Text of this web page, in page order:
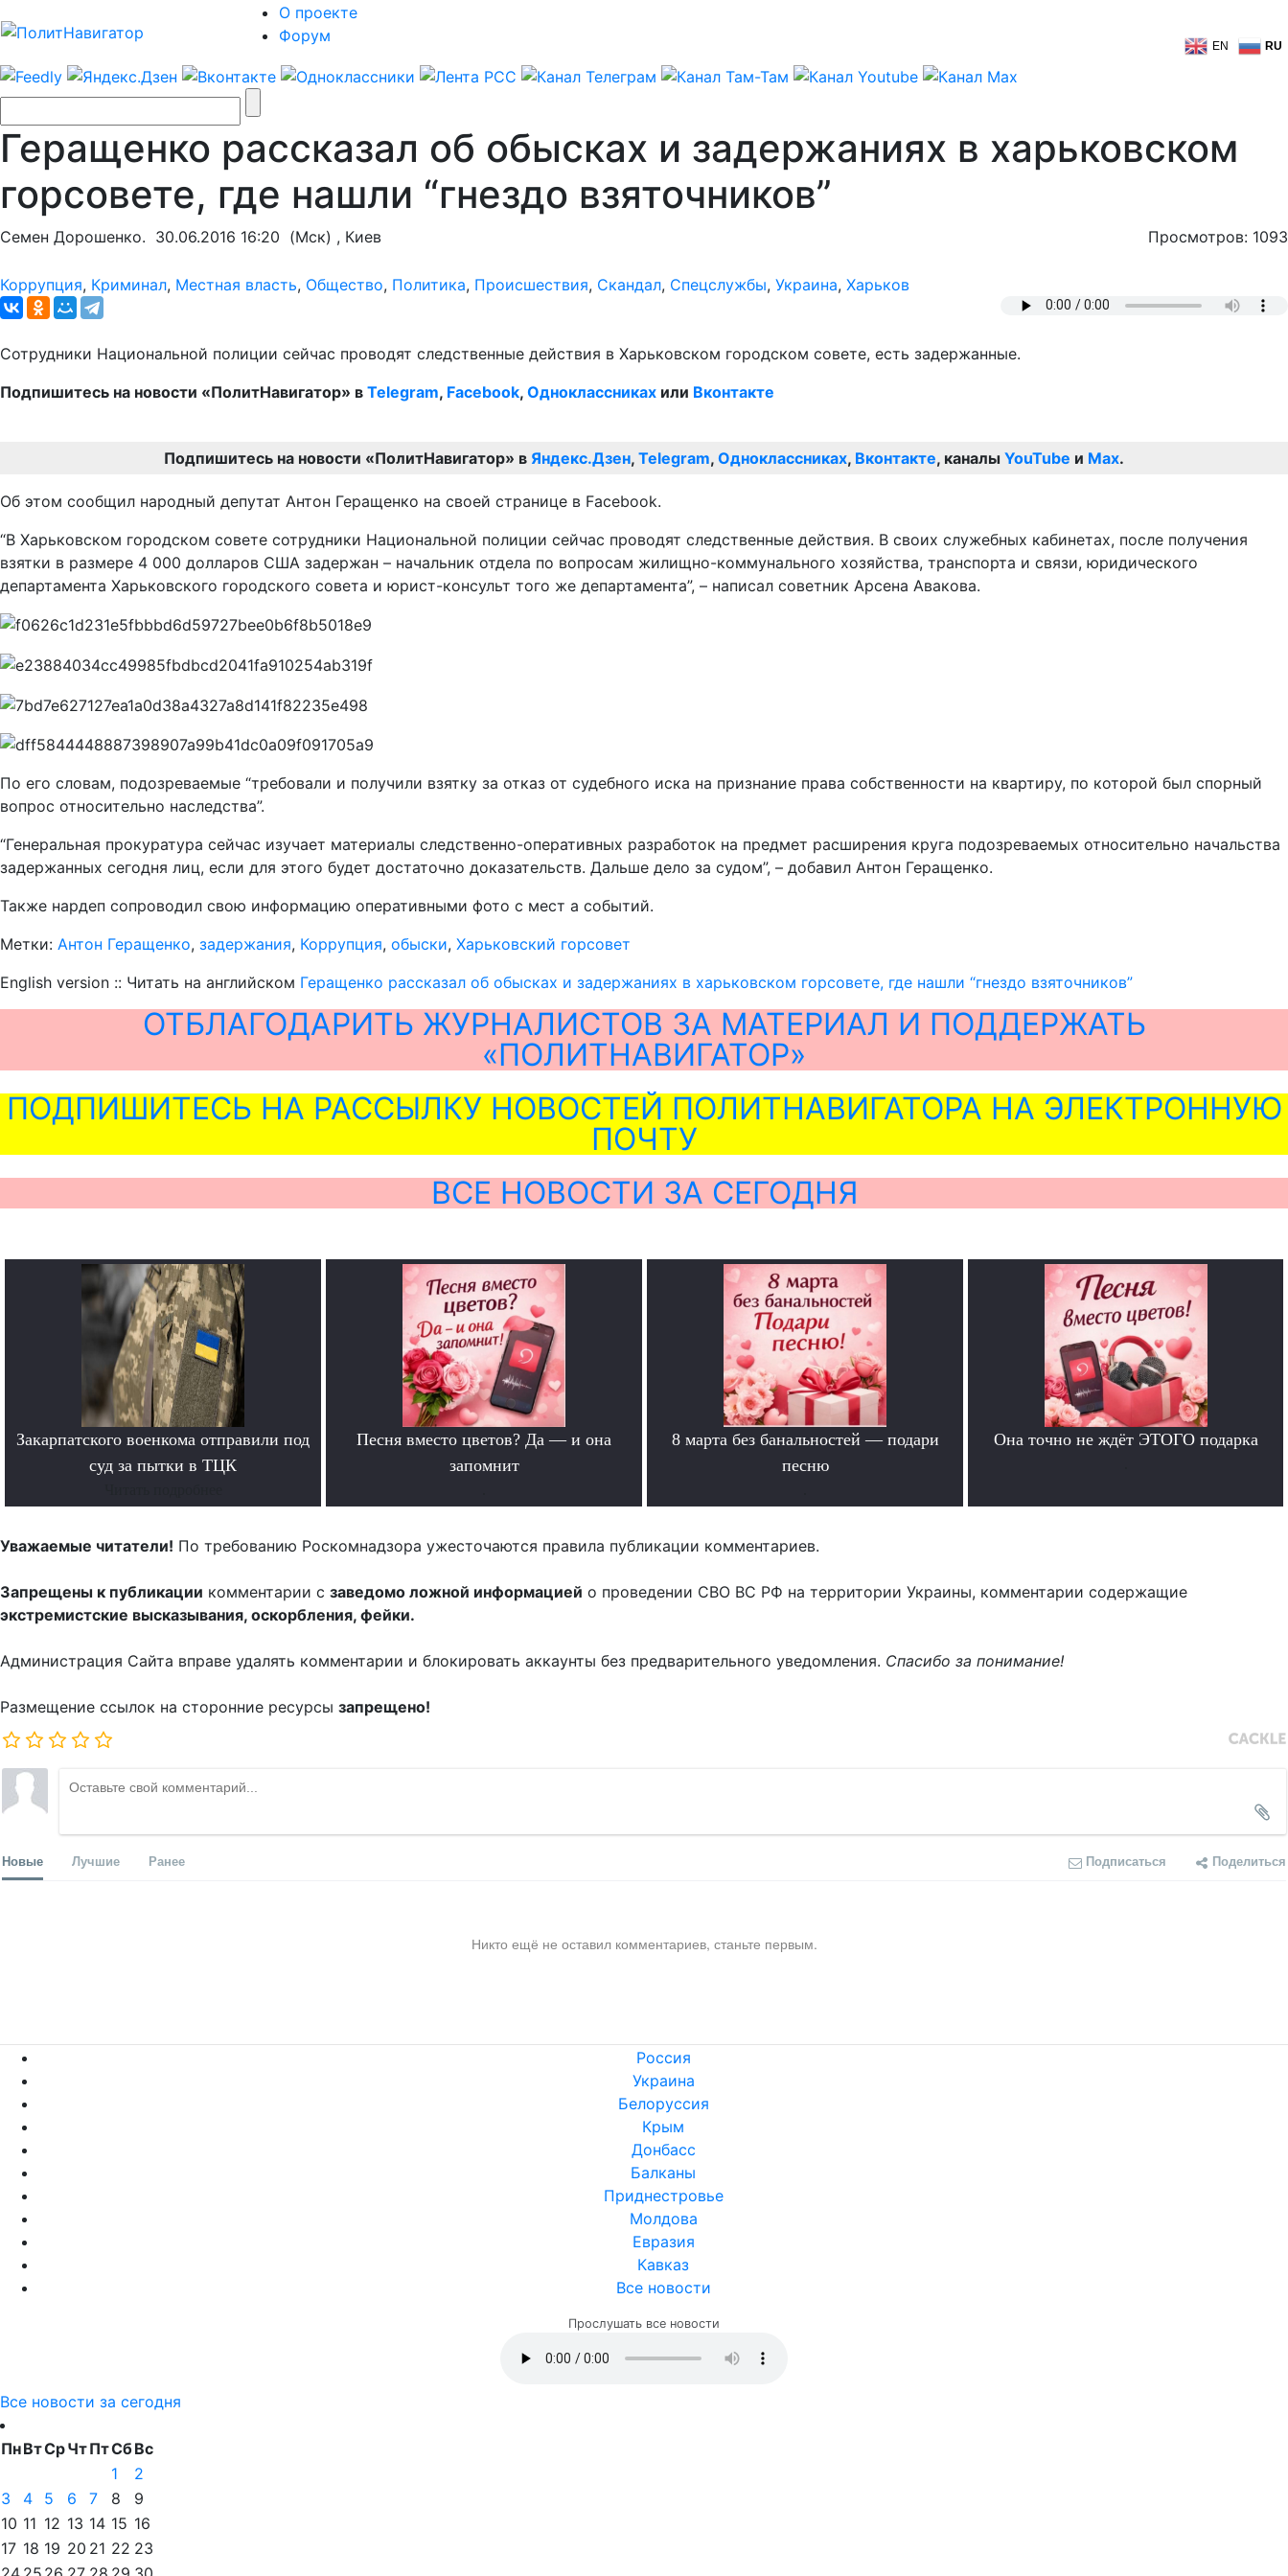
О проекте
Форум
EN RU
Геращенко рассказал об обысках и задержаниях в харьковском
горсовете, где нашли “гнездо взяточников”
Семен Дорошенко. 30.06.2016 16:20 (Мск) , Киев Просмотров: 1093
Коррупция, Криминал, Местная власть, Общество, Политика, Происшествия, Скандал, Спецслужбы, Украина, Харьков
Сотрудники Национальной полиции сейчас проводят следственные действия в Харьковском городском совете, есть задержанные.
Подпишитесь на новости «ПолитНавигатор» в Telegram, Facebook, Одноклассниках или Вконтакте
Подпишитесь на новости «ПолитНавигатор» в Яндекс.Дзен, Telegram, Одноклассниках, Вконтакте, каналы YouTube и Max.
Об этом сообщил народный депутат Антон Геращенко на своей странице в Facebook.
“В Харьковском городском совете сотрудники Национальной полиции сейчас проводят следственные действия. В своих служебных кабинетах, после получения
взятки в размере 4 000 долларов США задержан – начальник отдела по вопросам жилищно-коммунального хозяйства, транспорта и связи, юридического
департамента Харьковского городского совета и юрист-консульт того же департамента”, – написал советник Арсена Авакова.
По его словам, подозреваемые “требовали и получили взятку за отказ от судебного иска на признание права собственности на квартиру, по которой был спорный
вопрос относительно наследства”.
“Генеральная прокуратура сейчас изучает материалы следственно-оперативных разработок на предмет расширения круга подозреваемых относительно начальства
задержанных сегодня лиц, если для этого будет достаточно доказательств. Дальше дело за судом”, – добавил Антон Геращенко.
Также нардеп сопроводил свою информацию оперативными фото с мест а событий.
Метки: Антон Геращенко, задержания, Коррупция, обыски, Харьковский горсовет
English version :: Читать на английском Геращенко рассказал об обысках и задержаниях в харьковском горсовете, где нашли “гнездо взяточников”
ОТБЛАГОДАРИТЬ ЖУРНАЛИСТОВ ЗА МАТЕРИАЛ И ПОДДЕРЖАТЬ
«ПОЛИТНАВИГАТОР»
ПОДПИШИТЕСЬ НА РАССЫЛКУ НОВОСТЕЙ ПОЛИТНАВИГАТОРА НА ЭЛЕКТРОННУЮ
ПОЧТУ
ВСЕ НОВОСТИ ЗА СЕГОДНЯ
Закарпатского военкома отправили под
суд за пытки в ТЦК
Песня вместо цветов? Да — и она
запомнит
8 марта без банальностей — подари
песню
Она точно не ждёт ЭТОГО подарка
Уважаемые читатели! По требованию Роскомнадзора ужесточаются правила публикации комментариев.
Запрещены к публикации комментарии с заведомо ложной информацией о проведении СВО ВС РФ на территории Украины, комментарии содержащие
экстремистские высказывания, оскорбления, фейки.
Администрация Сайта вправе удалять комментарии и блокировать аккаунты без предварительного уведомления. Спасибо за понимание!
Размещение ссылок на сторонние ресурсы запрещено!
Новые Лучшие Ранее Подписаться Поделиться
Никто ещё не оставил комментариев, станьте первым.
Россия
Украина
Белоруссия
Крым
Донбасс
Балканы
Приднестровье
Молдова
Евразия
Кавказ
Все новости
Прослушать все новости
Все новости за сегодня
ПнВтСрЧтПтСбВс
1
2
3
4 5 6 7 8
9
10 11 12 13 14 15 16
17 18 19 20 21 22 23